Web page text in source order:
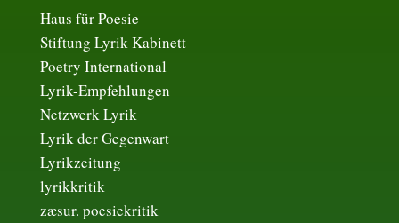
Haus für Poesie
Stiftung Lyrik Kabinett
Poetry International
Lyrik-Empfehlungen
Netzwerk Lyrik
Lyrik der Gegenwart
Lyrikzeitung
lyrikkritik
zæsur. poesiekritik